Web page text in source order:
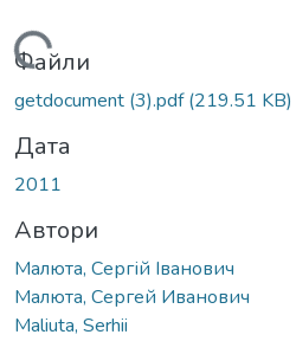
Вантажиться...
Файли
getdocument (3).pdf(219.51 KB)
Дата
2011
Автори
Малюта, Сергій Іванович
Малюта, Сергей Иванович
Maliuta, Serhii